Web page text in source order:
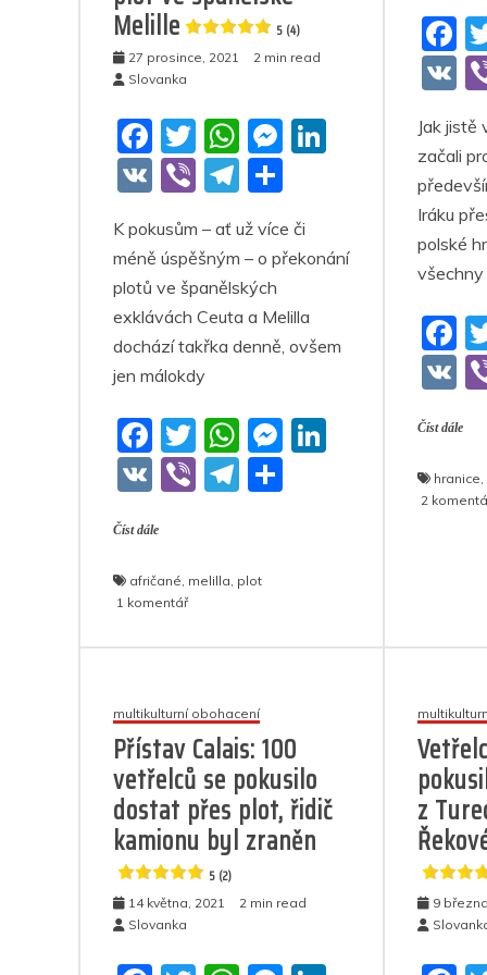
ohrada
5
Melille 5 (4)
27 prosince, 2021
2 min read
Slovanka
F
a
c
e
b
o
o
k
T
w
itt
er
W
h
at
s
A
p
p
M
e
n
g
er
e
dI
V
Vi
er
T
el
e
gr
a
m
h
ar
K pokusům – ať už více či
méně úspěšným – o překonání
plotů ve španělských
exklávách Ceuta a Melilla
dochází takřka denně, ovšem
jen málokdy
F
a
c
e
b
o
o
T
w
itt
W
h
at
A
p
M
er
V
Vi T
gr
m
Číst dále
afričané, melilla, plot
1 komentářu
s
500
Afričanů
zaútočilo
na
plot
španělské
Melille
F
a
c
e
b
o
o
k
V
K
Jak jistě
začali
Iráku
polské
F
a
c
e
b
o
V
Číst dále
hranice,
2
multikulturní obohacení
Přístav Calais: 100
vetřelců se pokusilo
dostat přes plot, řidič
kamionu byl zraněn
5 (2)
14 května, 2021
2 min read
Slovanka
z
9